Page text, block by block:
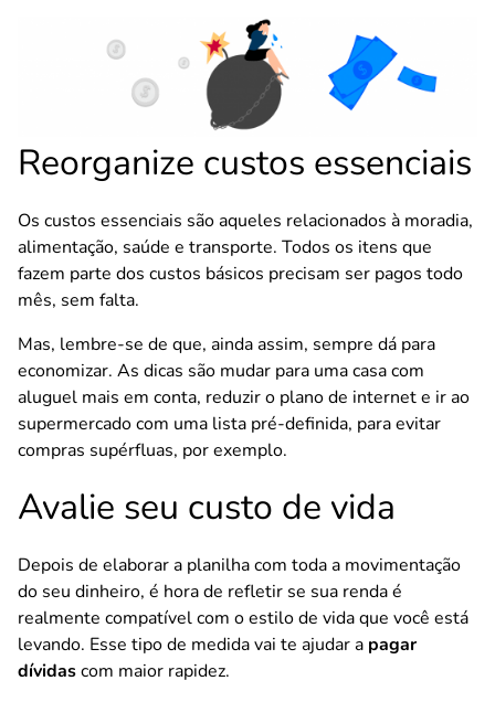
Reorganize custos essenciais
Os custos essenciais são aqueles relacionados à moradia,
alimentação, saúde e transporte. Todos os itens que
fazem parte dos custos básicos precisam ser pagos todo
mês, sem falta.
Mas, lembre-se de que, ainda assim, sempre dá para
economizar. As dicas são mudar para uma casa com
aluguel mais em conta, reduzir o plano de internet e ir ao
supermercado com uma lista pré-definida, para evitar
compras supérfluas, por exemplo.
Avalie seu custo de vida
Depois de elaborar a planilha com toda a movimentação
do seu dinheiro, é hora de refletir se sua renda é
realmente compatível com o estilo de vida que você está
levando. Esse tipo de medida vai te ajudar a pagar
dívidascom maior rapidez.